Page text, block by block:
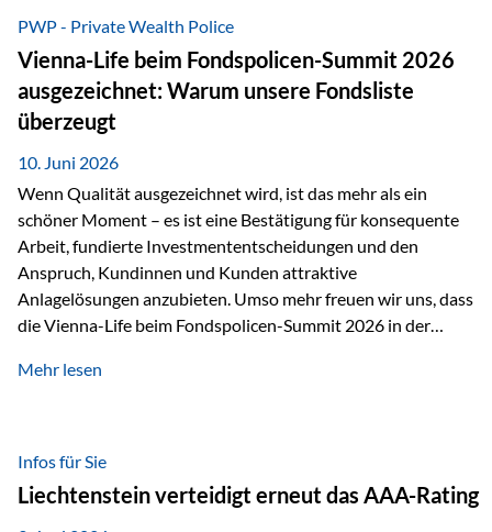
Leitfähigkeit aller Metalle. Diese Eigenschaft macht es für
zahlreiche Zukunftstechnologien praktisch unverzichtbar.
Silber findet sich unter anderem in: Solarmodulen
Elektrofahrzeugen Halbleitern Smartphones und Tablets…
PWP - Private Wealth Police
Vienna-Life beim Fondspolicen-Summit 2026
ausgezeichnet: Warum unsere Fondsliste
überzeugt
10. Juni 2026
Wenn Qualität ausgezeichnet wird, ist das mehr als ein
schöner Moment – es ist eine Bestätigung für konsequente
Arbeit, fundierte Investmententscheidungen und den
Anspruch, Kundinnen und Kunden attraktive
Anlagelösungen anzubieten. Umso mehr freuen wir uns, dass
die Vienna-Life beim Fondspolicen-Summit 2026 in der
dieser Ehrung ist der renommierte Fondspolicenreport der
analysiert und verglichen wurden. Das Ergebnis: Die ETF-
Auswahl der Vienna-Life zählt zu den drei besten Angeboten
am Markt. Für uns ist diese Auszeichnung eine Bestätigung
Mehr lesen
Infos für Sie
Liechtenstein verteidigt erneut das AAA-Rating